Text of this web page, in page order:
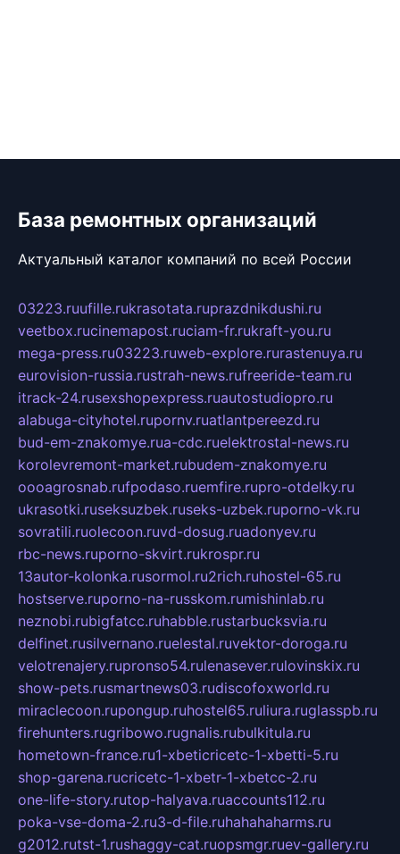
База ремонтных организаций
Актуальный каталог компаний по всей России
03223.ruufille.rukrasotata.ruprazdnikdushi.ru
veetbox.rucinemapost.ruciam-fr.rukraft-you.ru
mega-press.ru03223.ruweb-explore.rurastenuya.ru
eurovision-russia.rustrah-news.rufreeride-team.ru
itrack-24.rusexshopexpress.ruautostudiopro.ru
alabuga-cityhotel.rupornv.ruatlantpereezd.ru
bud-em-znakomye.rua-cdc.ruelektrostal-news.ru
korolevremont-market.rubudem-znakomye.ru
oooagrosnab.rufpodaso.ruemfire.rupro-otdelky.ru
ukrasotki.ruseksuzbek.ruseks-uzbek.ruporno-vk.ru
sovratili.ruolecoon.ruvd-dosug.ruadonyev.ru
rbc-news.ruporno-skvirt.rukrospr.ru
13autor-kolonka.rusormol.ru2rich.ruhostel-65.ru
hostserve.ruporno-na-russkom.rumishinlab.ru
neznobi.rubigfatcc.ruhabble.rustarbucksvia.ru
delfinet.rusilvernano.ruelestal.ruvektor-doroga.ru
velotrenajery.rupronso54.rulenasever.rulovinskix.ru
show-pets.rusmartnews03.rudiscofoxworld.ru
miraclecoon.rupongup.ruhostel65.ruliura.ruglasspb.ru
firehunters.rugribowo.rugnalis.rubulkitula.ru
hometown-france.ru1-xbeticricetc-1-xbetti-5.ru
shop-garena.rucricetc-1-xbetr-1-xbetcc-2.ru
one-life-story.rutop-halyava.ruaccounts112.ru
poka-vse-doma-2.ru3-d-file.ruhahahaharms.ru
g2012.rutst-1.rushaggy-cat.ruopsmgr.ruev-gallery.ru